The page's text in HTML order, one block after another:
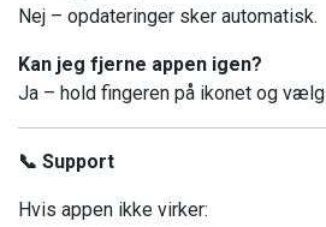
Nej – opdateringer sker automatisk.
Kan jeg fjerne appen igen?
Ja – hold fingeren på ikonet og vælg
📞 Support
Hvis appen ikke virker: